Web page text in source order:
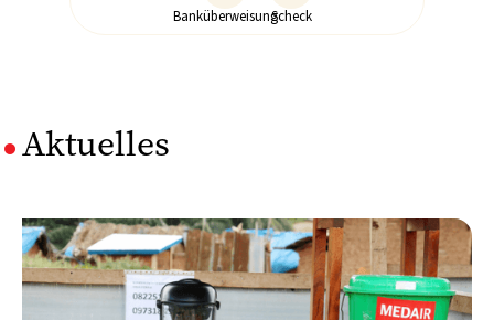
BanküberweisungScheck
Aktuelles